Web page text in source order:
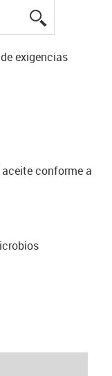
exigencias
conforme a